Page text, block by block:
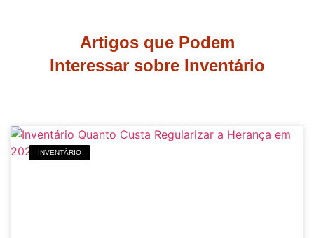
Artigos que Podem
Interessar sobre Inventário
INVENTÁRIO